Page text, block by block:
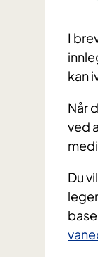
I
kan
Når
ved
Du